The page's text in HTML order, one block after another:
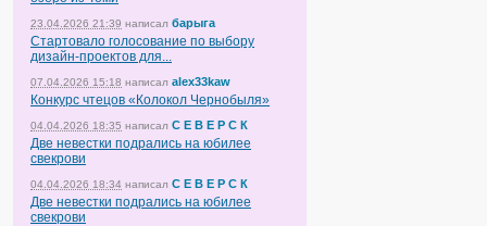
23.04.2026 21:39 написал барыга
Стартовало голосование по выбору
дизайн-проектов для...
07.04.2026 15:18 написал alex33kaw
Конкурс чтецов «Колокол Чернобыля»
04.04.2026 18:35 написал С Е В Е Р С К
Две невестки подрались на юбилее
свекрови
04.04.2026 18:34 написал С Е В Е Р С К
Две невестки подрались на юбилее
свекрови